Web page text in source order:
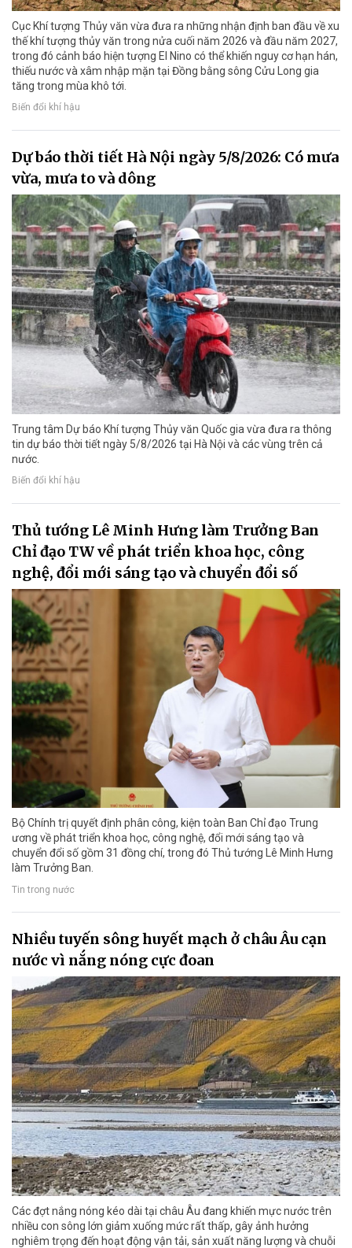
Cục Khí tượng Thủy văn vừa đưa ra những nhận định ban đầu về xu
thế khí tượng thủy văn trong nửa cuối năm 2026 và đầu năm 2027,
trong đó cảnh báo hiện tượng El Nino có thể khiến nguy cơ hạn hán,
thiếu nước và xâm nhập mặn tại Đồng bằng sông Cửu Long gia
tăng trong mùa khô tới.
Biến đổi khí hậu
Dự báo thời tiết Hà Nội ngày 5/8/2026: Có mưa
vừa, mưa to và dông
Trung tâm Dự báo Khí tượng Thủy văn Quốc gia vừa đưa ra thông
tin dự báo thời tiết ngày 5/8/2026 tại Hà Nội và các vùng trên cả
nước.
Biến đổi khí hậu
Thủ tướng Lê Minh Hưng làm Trưởng Ban
Chỉ đạo TW về phát triển khoa học, công
nghệ, đổi mới sáng tạo và chuyển đổi số
Bộ Chính trị quyết định phân công, kiện toàn Ban Chỉ đạo Trung
ương về phát triển khoa học, công nghệ, đổi mới sáng tạo và
chuyển đổi số gồm 31 đồng chí, trong đó Thủ tướng Lê Minh Hưng
làm Trưởng Ban.
Tin trong nước
Nhiều tuyến sông huyết mạch ở châu Âu cạn
nước vì nắng nóng cực đoan
Các đợt nắng nóng kéo dài tại châu Âu đang khiến mực nước trên
nhiều con sông lớn giảm xuống mức rất thấp, gây ảnh hưởng
nghiêm trọng đến hoạt động vận tải, sản xuất năng lượng và chuỗi